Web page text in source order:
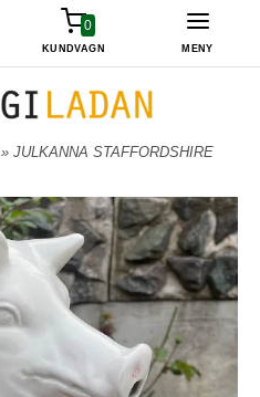
0
KUNDVAGN MENY
» JULKANNA STAFFORDSHIRE